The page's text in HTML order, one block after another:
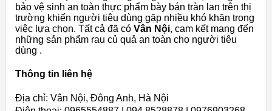
bảo vệ sinh an toàn thực phẩm bày bán tràn lan trên thị
trường khiến người tiêu dùng gặp nhiều khó khăn trong
việc lựa chọn. Tất cả đã có Vân Nội, cam kết mang đến
những sản phẩm rau củ quả an toàn cho người tiêu
dùng .
Thông tin liên hệ
Địa chỉ: Vân Nội, Ðông Anh, Hà Nội